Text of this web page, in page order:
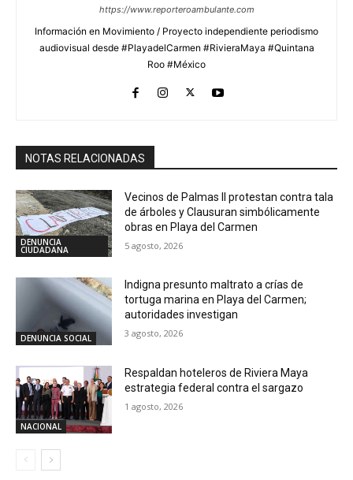
https://www.reporteroambulante.com
Información en Movimiento / Proyecto independiente periodismo
audiovisual desde #PlayadelCarmen #RivieraMaya #Quintana
Roo #México
NOTAS RELACIONADAS
DENUNCIA
CIUDADANA
Vecinos de Palmas II protestan contra tala
de árboles y Clausuran simbólicamente
obras en Playa del Carmen
5 agosto, 2026
DENUNCIA SOCIAL
Indigna presunto maltrato a crías de
tortuga marina en Playa del Carmen;
autoridades investigan
3 agosto, 2026
NACIONAL
Respaldan hoteleros de Riviera Maya
estrategia federal contra el sargazo
1 agosto, 2026